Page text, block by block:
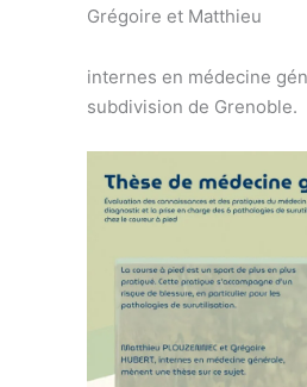
Grégoire et Matthieu
internes en médecine
subdivision de Grenoble.